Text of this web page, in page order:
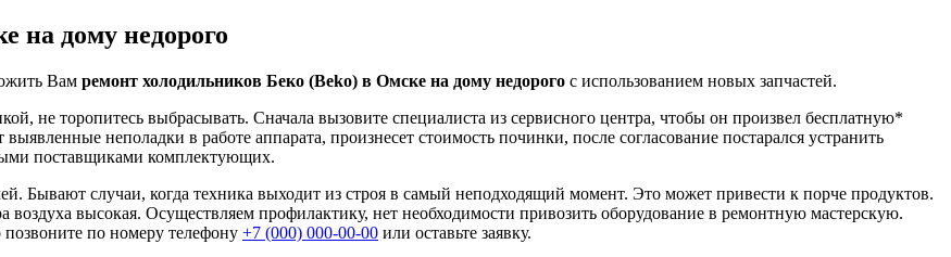
на дому недорого
Вам ремонт холодильников Беко (Beko) в Омске на дому недорого с использованием новых запчастей.
не торопитесь выбрасывать. Сначала вызовите специалиста из сервисного центра, чтобы он произвел бесплатную*
неполадки в работе аппарата, произнесет стоимость починки, после согласование постарался устранить
поставщиками комплектующих.
Бывают случаи, когда техника выходит из строя в самый неподходящий момент. Это может привести к порче продуктов.
воздуха высокая. Осуществляем профилактику, нет необходимости привозить оборудование в ремонтную мастерскую.
позвоните по номеру телефону +7 (000) 000-00-00 или оставьте заявку.